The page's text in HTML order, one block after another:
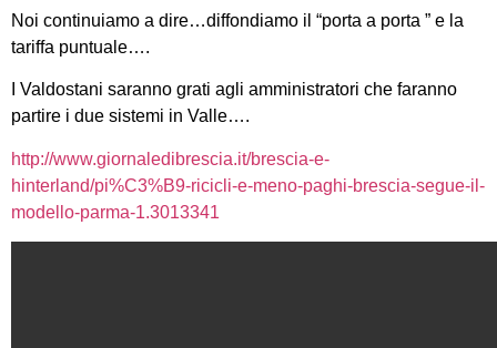
Noi continuiamo a dire…diffondiamo il “porta a porta ” e la
tariffa puntuale….
I Valdostani saranno grati agli amministratori che faranno
partire i due sistemi in Valle….
http://www.giornaledibrescia.it/brescia-e-
hinterland/pi%C3%B9-ricicli-e-meno-paghi-brescia-segue-il-
modello-parma-1.3013341